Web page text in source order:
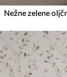
Nežne zelene